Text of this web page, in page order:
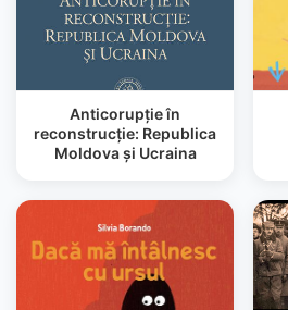
Anticorupţie în
reconstrucţie: Republica
Moldova şi Ucraina